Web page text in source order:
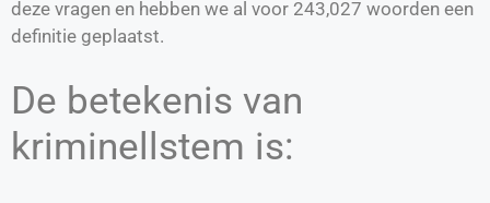
deze vragen en hebben we al voor 243,027 woorden een
definitie geplaatst.
De betekenis van
kriminellstem is: